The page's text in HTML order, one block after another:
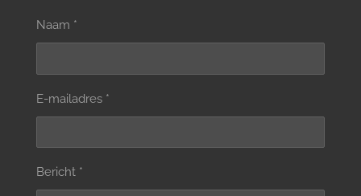
Naam *
E-mailadres *
Bericht *